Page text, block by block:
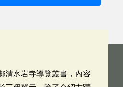
清水岩寺導覽叢書，內容